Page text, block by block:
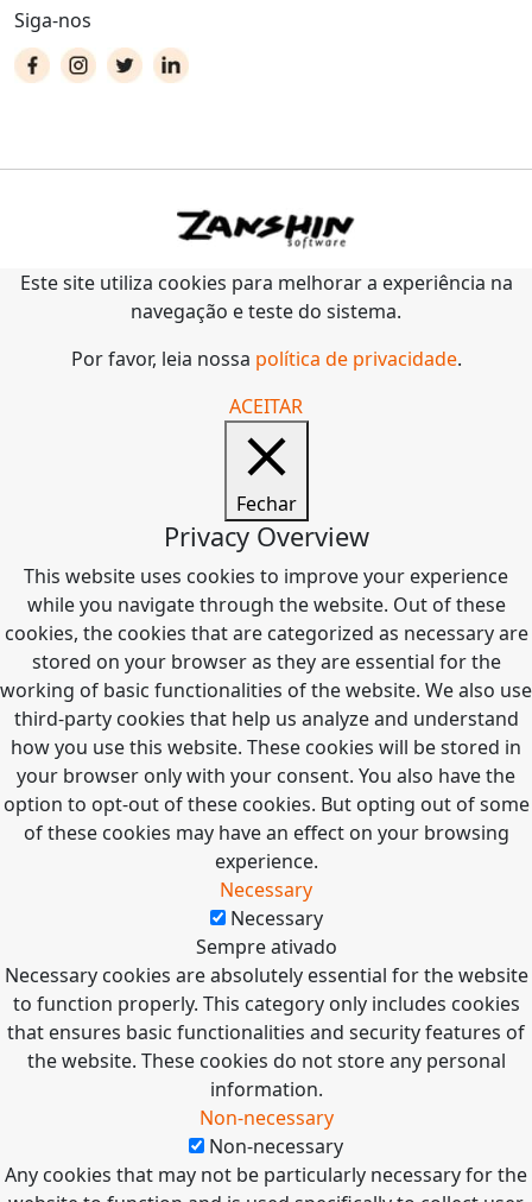
Siga-nos
Este site utiliza cookies para melhorar a experiência na
navegação e teste do sistema.
Por favor, leia nossa política de privacidade.
ACEITAR
Fechar
Privacy Overview
This website uses cookies to improve your experience
while you navigate through the website. Out of these
cookies, the cookies that are categorized as necessary are
stored on your browser as they are essential for the
working of basic functionalities of the website. We also use
third-party cookies that help us analyze and understand
how you use this website. These cookies will be stored in
your browser only with your consent. You also have the
option to opt-out of these cookies. But opting out of some
of these cookies may have an effect on your browsing
experience.
Necessary
Necessary
Sempre ativado
Necessary cookies are absolutely essential for the website
to function properly. This category only includes cookies
that ensures basic functionalities and security features of
the website. These cookies do not store any personal
information.
Non-necessary
Non-necessary
Any cookies that may not be particularly necessary for the